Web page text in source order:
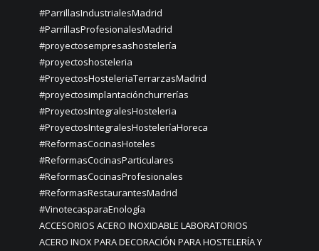
#ParrillasIndustrialesMadrid
#ParrillasProfesionalesMadrid
#proyectosempresashostelería
#proyectoshosteleria
#ProyectosHosteleriaTerrarzasMadrid
#proyectosimplantaciónchurrerías
#ProyectosIntegralesHosteleria
#ProyectosIntegralesHosteleríaHoreca
#ReformasCocinasHoteles
#ReformasCocinasParticulares
#ReformasCocinasProfesionales
#ReformasRestaurantesMadrid
#VinotecasparaEnología
ACCESORIOS ACERO INOXIDABLE LABORATORIOS
ACERO INOX PARA DECORACIÓN PARA HOSTELERÍA Y